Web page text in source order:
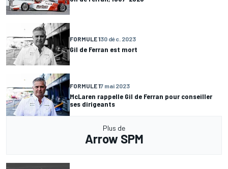
FORMULE 130 déc. 2023
Gil de Ferran est mort
FORMULE 17 mai 2023
McLaren rappelle Gil de Ferran pour conseiller
ses dirigeants
Plus de
Arrow SPM